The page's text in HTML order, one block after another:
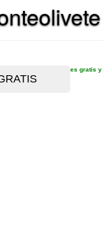
es gratis y